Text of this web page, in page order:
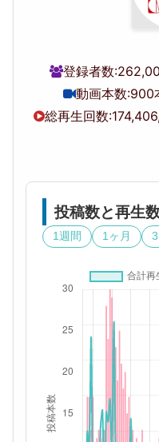
登録者数:
動画本数:900
総再生回数:
投稿数と再生
1週間 1ヶ月